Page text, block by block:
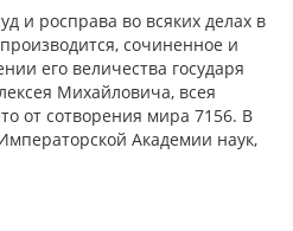
и росправа во всяких делах в
сочиненное и
его величества государя
Михайловича, всея
от сотворения мира 7156. В
Академии наук,